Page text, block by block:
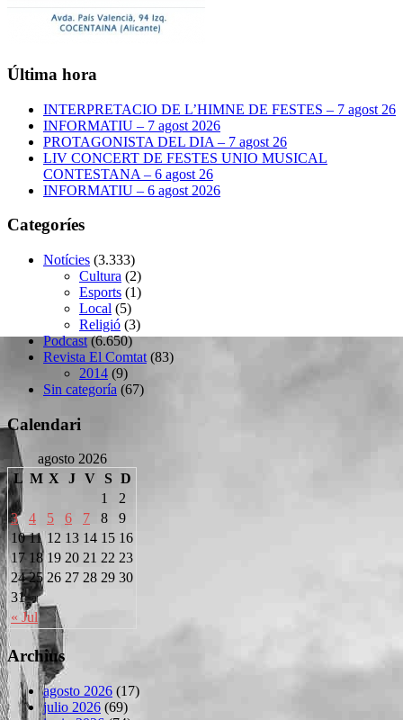
Última hora
INTERPRETACIO DE L’HIMNE DE FESTES – 7 agost 26
INFORMATIU – 7 agost 2026
PROTAGONISTA DEL DIA – 7 agost 26
LIV CONCERT DE FESTES UNIO MUSICAL
CONTESTANA – 6 agost 26
INFORMATIU – 6 agost 2026
Categoríes
Notícies (3.333)
Cultura (2)
Esports (1)
Local (5)
Religió (3)
Podcast(6.650)
Revista El Comtat (83)
2014 (9)
Sin categoría (67)
Calendari
agosto 2026
L M X J V S D
« Jul
1
2
3
4 5 6 7 8
9
10 11 12 13 14 15 16
17 18 19 20 21 22 23
24 25 26 27 28 29 30
31
Archius
agosto 2026 (17)
julio 2026 (69)